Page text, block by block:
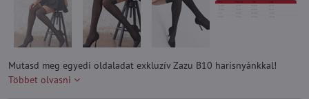
Mutasd meg egyedi oldaladat exkluzív Zazu B10 harisnyánkkal!
Többet olvasni